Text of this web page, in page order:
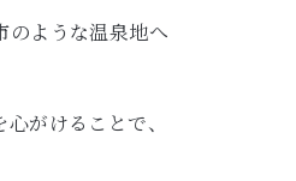
のような温泉地へ
がけることで、